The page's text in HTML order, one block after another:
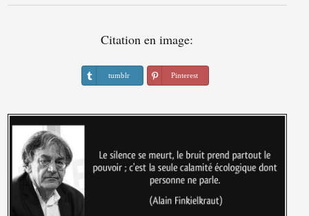
Citation en image:
tumblr Pinterest